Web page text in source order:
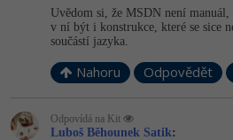
Uvědom si, že MSDN není
v ní být i konstrukce, které se sice
součástí jazyka.
Nahoru Odpovědět
Odpovídá na Kit
Luboš Běhounek Satik: